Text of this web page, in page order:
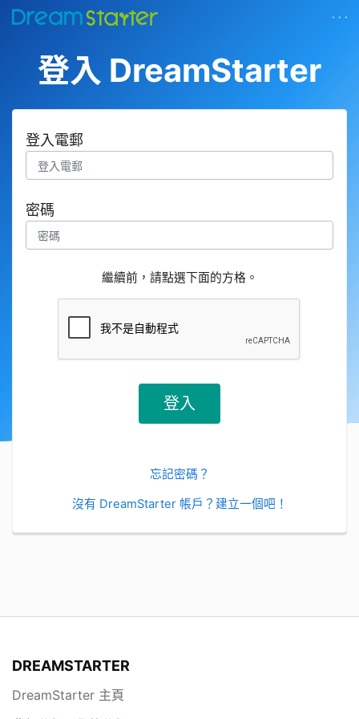
· · ·
登入 DreamStarter
登入電郵
密碼
繼續前，請點選下面的方格。
忘記密碼？
沒有 DreamStarter 帳戶？建立一個吧！
DREAMSTARTER
DreamStarter 主頁